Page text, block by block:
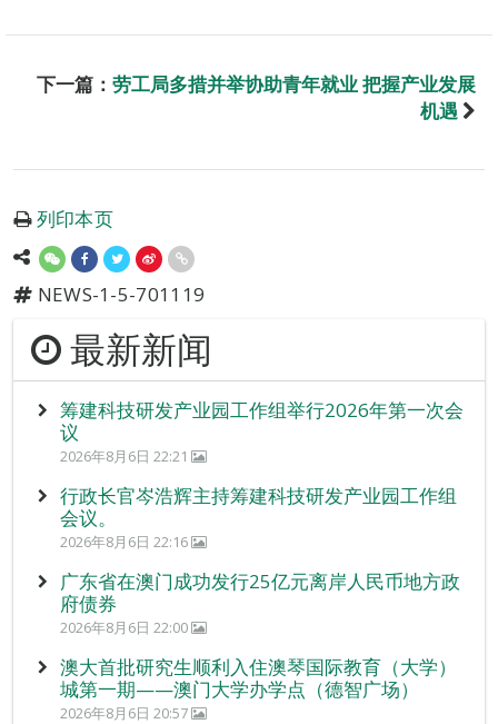
下一篇： 劳工局多措并举协助青年就业 把握产业发展
机遇
列印本页
NEWS-1-5-701119
最新新闻
筹建科技研发产业园工作组举行2026年第一次会
议
2026年8月6日 22:21
行政长官岑浩辉主持筹建科技研发产业园工作组
会议。
2026年8月6日 22:16
广东省在澳门成功发行25亿元离岸人民币地方政
府债券
2026年8月6日 22:00
澳大首批研究生顺利入住澳琴国际教育（大学）
城第一期——澳门大学办学点（德智广场）
2026年8月6日 20:57